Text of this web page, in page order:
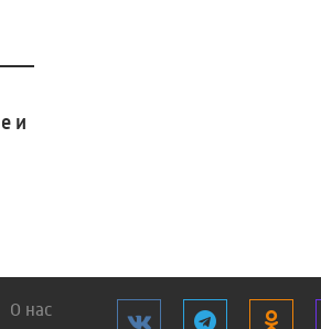
и
О нас